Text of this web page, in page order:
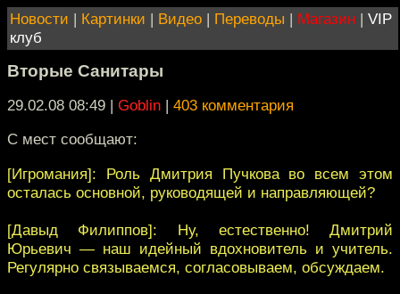
Новости | Картинки | Видео | Переводы | Магазин | VIP
клуб
Вторые Санитары
29.02.08 08:49 | Goblin | 403 комментария
С мест сообщают:
[Игромания]: Роль Дмитрия Пучкова во всем этом
осталась основной, руководящей и направляющей?
[Давыд Филиппов]: Ну, естественно! Дмитрий
Юрьевич — наш идейный вдохновитель и учитель.
Регулярно связываемся, согласовываем, обсуждаем.